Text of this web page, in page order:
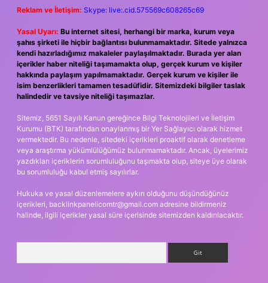
Reklam ve İletişim: Skype: live:.cid.575569c608265c69
Yasal Uyarı: Bu internet sitesi, herhangi bir marka, kurum veya
şahıs şirketi ile hiçbir bağlantısı bulunmamaktadır. Sitede yalnızca
kendi hazırladığımız makaleler paylaşılmaktadır. Burada yer alan
içerikler haber niteliği taşımamakta olup, gerçek kurum ve kişiler
hakkında paylaşım yapılmamaktadır. Gerçek kurum ve kişiler ile
isim benzerlikleri tamamen tesadüfidir. Sitemizdeki bilgiler taslak
halindedir ve tavsiye niteliği taşımazlar.
Sitemiz, 5651 Sayılı Kanun gereğince Bilgi Teknolojileri ve İletişim
Kurumu (BTK) tarafından onaylanmış bir Yer Sağlayıcı olarak hizmet
vermektedir. Bu nedenle, sitedeki içerikleri proaktif olarak denetleme
veya araştırma yükümlülüğümüz bulunmamaktadır. Ancak, üyelerimiz
yazdıkları içeriklerin sorumluluğunu taşımakta olup, siteye üye olarak
bu sorumluluğu kabul etmiş sayılırlar.
Hukuka ve yasal düzenlemelere aykırı olduğunu düşündüğünüz
içerikleri, backlinkpanelicomtr@gmail.com adresine bildirmeniz
halinde, ilgili içerikler yasal süre içerisinde sitemizden kaldırılacaktır.